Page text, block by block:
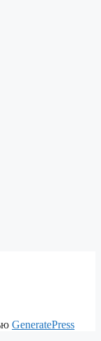
GeneratePress